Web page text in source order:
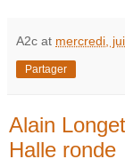
A2c at mercredi,
Partager
Alain
Halle ronde